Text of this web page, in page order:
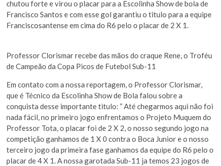
chutou forte e virou o placar para a Escolinha Show de bola de
Francisco Santos e com esse gol garantiu o titulo para a equipe
Franciscosantense em cima do R6 pelo o placar de 2 X 1.
Professor Clorismar recebe das mãos do craque Rene, o Troféu
de Campeão da Copa Picos de Futebol Sub-11
Em contato com a nossa reportagem, o Professor Clorismar,
que é Técnico da Escolinha Show de Bola falou sobre a
conquista desse importante titulo: ” Até chegarmos aqui não foi
nada fácil, no primeiro jogo enfrentamos o Projeto Muquem do
Professor Tota, o placar foi de 2 X 2, o nosso segundo jogo na
competição ganhamos de 1 X 0 contra o Boca Junior e o nosso
terceiro jogo da primeira fase ganhamos da equipe do R6 pelo o
placar de 4 X 1. A nossa garotada Sub-11 ja temos 23 jogos de